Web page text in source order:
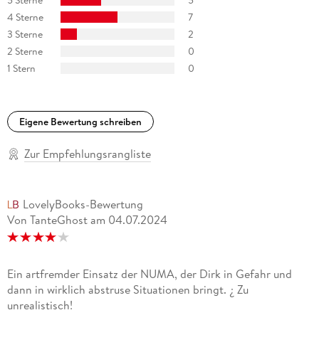
4 Sterne
7
3 Sterne
2
2 Sterne
0
1 Stern
0
Eigene Bewertung schreiben
Zur Empfehlungsrangliste
LovelyBooks-Bewertung
Von TanteGhost am 04.07.2024
Ein artfremder Einsatz der NUMA, der Dirk in Gefahr und
dann in wirklich abstruse Situationen bringt. ¿ Zu
unrealistisch!